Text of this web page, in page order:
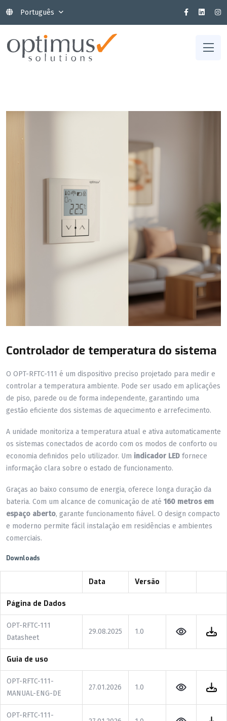
Português
Controlador de temperatura do sistema
O OPT-RFTC-111 é um dispositivo preciso projetado para medir e
controlar a temperatura ambiente. Pode ser usado em aplicações
de piso, parede ou de forma independente, garantindo uma
gestão eficiente dos sistemas de aquecimento e arrefecimento.
A unidade monitoriza a temperatura atual e ativa automaticamente
os sistemas conectados de acordo com os modos de conforto ou
economia definidos pelo utilizador. Um indicador LED fornece
informação clara sobre o estado de funcionamento.
Graças ao baixo consumo de energia, oferece longa duração da
bateria. Com um alcance de comunicação de até 160 metros em
espaço aberto, garante funcionamento fiável. O design compacto
e moderno permite fácil instalação em residências e ambientes
comerciais.
Downloads
Data Versão
Página de Dados
OPT-RFTC-111
Datasheet
29.08.2025 1.0
Guia de uso
OPT-RFTC-111-
MANUAL-ENG-DE
27.01.2026 1.0
OPT-RFTC-111-